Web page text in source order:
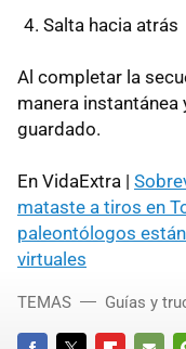
Salta hacia atrás
Al completar la
manera
guardado.
En VidaExtra |
mataste a tiros en
paleontólogos
virtuales
TEMAS Guías y